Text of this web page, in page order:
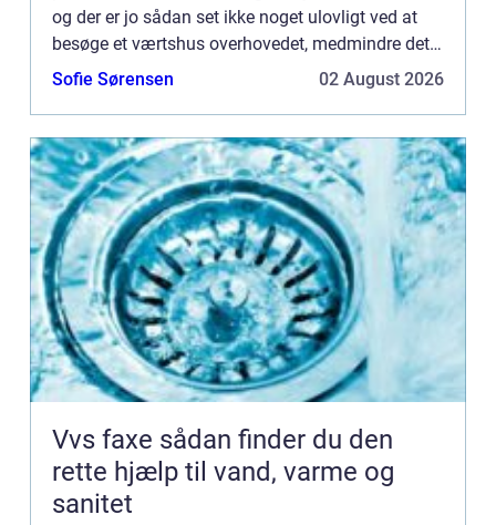
og der er jo sådan set ikke noget ulovligt ved at
besøge et værtshus overhovedet, medmindre det
er et ...
Sofie Sørensen 02 August 2026
Vvs faxe sådan finder du den
rette hjælp til vand, varme og
sanitet